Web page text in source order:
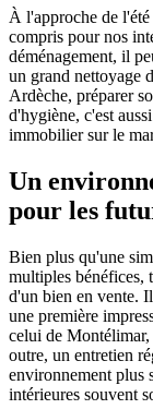
À l'approche de
compris pour nos
déménagement, il
un grand nettoyage
Ardèche, préparer
d'hygiène, c'est
immobilier sur le
Un
pour les
Bien plus qu'une
multiples bénéfices,
d'un bien en vente.
une première
celui de
outre, un entretien
environnement plus
intérieures souvent